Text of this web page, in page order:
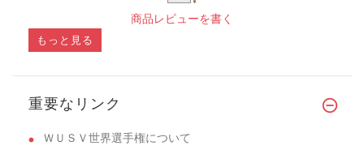
商品レビューを書く
もっと見る
重要なリンク
ＷＵＳＶ世界選手権について